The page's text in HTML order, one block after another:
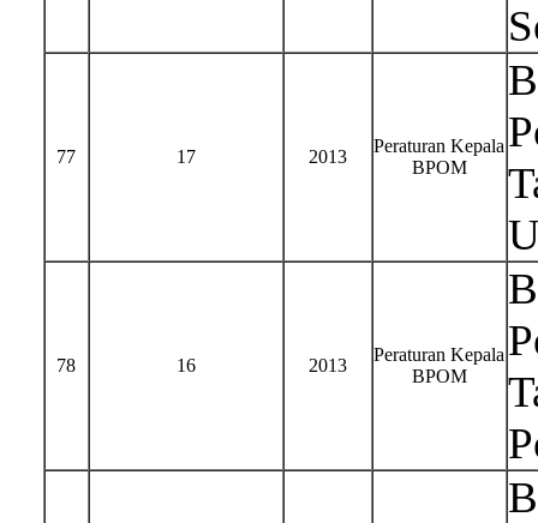
77 17 2013
Peraturan Kepala
BPOM
78 16 2013
Peraturan Kepala
BPOM